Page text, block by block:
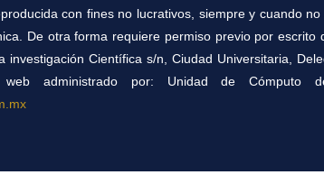
con fines no lucrativos, siempre y cuando
De otra forma requiere permiso previo por escrito
investigación Científica s/n, Ciudad Universitaria,
administrado por: Unidad de Cómputo